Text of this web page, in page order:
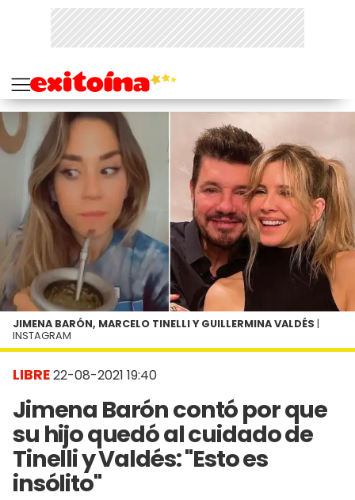
LIBRE22-08-2021 19:40
Jimena Barón contó por que
su hijo quedó al cuidado de
Tinelli y Valdés: "Esto es
insólito"
JIMENA BARÓN, MARCELO TINELLI Y GUILLERMINA VALDÉS |
INSTAGRAM